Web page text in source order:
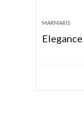
MARMARIS
Elegance